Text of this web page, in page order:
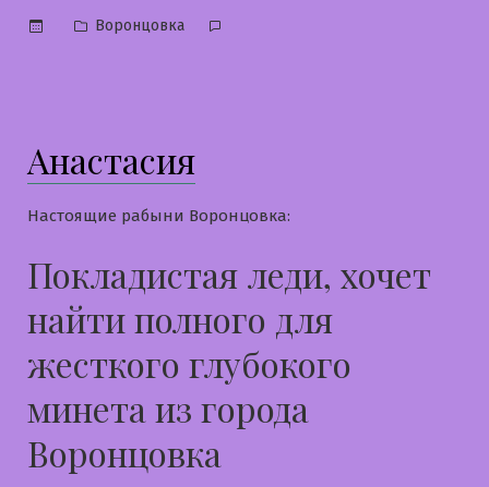
Опубликовано
Воронцовка
Анастасия
Настоящие рабыни Воронцовка:
Покладистая леди, хочет
найти полного для
жесткого глубокого
минета из города
Воронцовка